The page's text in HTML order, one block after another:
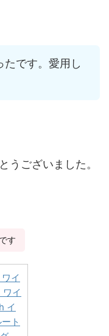
です。愛用し
うございました。
す
イ
イ
イ
ト